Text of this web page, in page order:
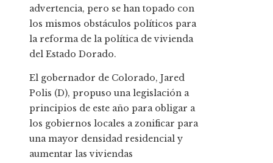
advertencia, pero se han topado con
los mismos obstáculos políticos para
la reforma de la política de vivienda
del Estado Dorado.
El gobernador de Colorado, Jared
Polis (D), propuso una legislación a
principios de este año para obligar a
los gobiernos locales a zonificar para
una mayor densidad residencial y
aumentar las viviendas